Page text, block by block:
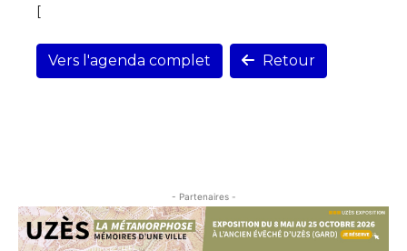
[
Vers l'agenda complet Retour
- Partenaires -